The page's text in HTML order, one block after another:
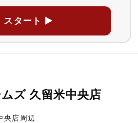
スタート ▶
ズ 久留米中央店
央店周辺